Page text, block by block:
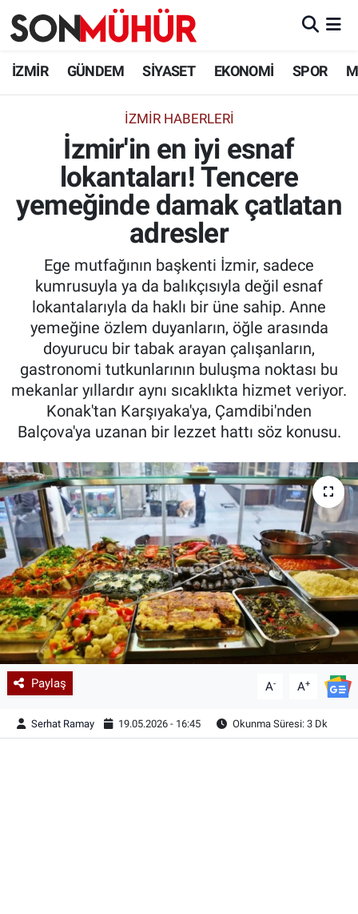
İZMİR GÜNDEM SİYASET EKONOMİ SPOR
İZMIR HABERLERI
İzmir'in en iyi esnaf
lokantaları! Tencere
yemeğinde damak çatlatan
adresler
Ege mutfağının başkenti İzmir, sadece
kumrusuyla ya da balıkçısıyla değil esnaf
lokantalarıyla da haklı bir üne sahip. Anne
yemeğine özlem duyanların, öğle arasında
doyurucu bir tabak arayan çalışanların,
gastronomi tutkunlarının buluşma noktası bu
mekanlar yıllardır aynı sıcaklıkta hizmet veriyor.
Konak'tan Karşıyaka'ya, Çamdibi'nden
Balçova'ya uzanan bir lezzet hattı söz konusu.
Paylaş A- A+
Serhat Ramay 19.05.2026 - 16:45 Okunma Süresi: 3 Dk
İzmir Nöbetçi Eczaneler
İzmir Namaz Vakitleri
İzmir Trafik Yoğunluk Haritası
Süper Lig Puan Durumu ve Fikstür
Tüm Manşetler
Son Dakika Haberleri
Haber Arşivi